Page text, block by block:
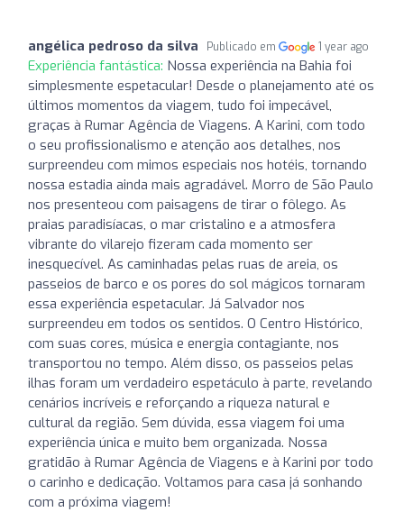
angélica pedroso da silva Publicado em 1 year ago
Experiência fantástica: Nossa experiência na Bahia foi
simplesmente espetacular! Desde o planejamento até os
últimos momentos da viagem, tudo foi impecável,
graças à Rumar Agência de Viagens. A Karini, com todo
o seu profissionalismo e atenção aos detalhes, nos
surpreendeu com mimos especiais nos hotéis, tornando
nossa estadia ainda mais agradável. Morro de São Paulo
nos presenteou com paisagens de tirar o fôlego. As
praias paradisíacas, o mar cristalino e a atmosfera
vibrante do vilarejo fizeram cada momento ser
inesquecível. As caminhadas pelas ruas de areia, os
passeios de barco e os pores do sol mágicos tornaram
essa experiência espetacular. Já Salvador nos
surpreendeu em todos os sentidos. O Centro Histórico,
com suas cores, música e energia contagiante, nos
transportou no tempo. Além disso, os passeios pelas
ilhas foram um verdadeiro espetáculo à parte, revelando
cenários incríveis e reforçando a riqueza natural e
cultural da região. Sem dúvida, essa viagem foi uma
experiência única e muito bem organizada. Nossa
gratidão à Rumar Agência de Viagens e à Karini por todo
o carinho e dedicação. Voltamos para casa já sonhando
com a próxima viagem!